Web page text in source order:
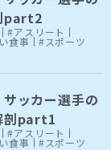
part2
#アスリート
食事 #スポーツ
ッカー選手の
剖part1
#アスリート
食事 #スポーツ